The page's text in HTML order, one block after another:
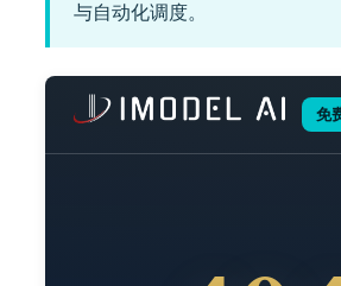
与自动化调度。